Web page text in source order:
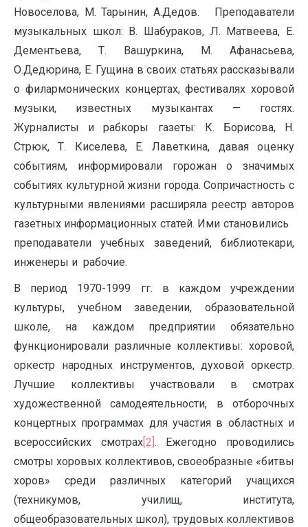
Новоселова, М. Тарынин, А.Дедов. Преподаватели
музыкальных школ: В. Шабураков, Л. Матвеева, Е.
Дементьева, Т. Вашуркина, М. Афанасьева,
О.Дедюрина, Е. Гущина в своих статьях рассказывали
о филармонических концертах, фестивалях хоровой
музыки, известных музыкантах — гостях.
Журналисты и рабкоры газеты: К. Борисова, Н.
Стрюк, Т. Киселева, Е. Лаветкина, давая оценку
событиям, информировали горожан о значимых
событиях культурной жизни города. Сопричастность с
культурными явлениями расширяла реестр авторов
газетных информационных статей. Ими становились
преподаватели учебных заведений, библиотекари,
инженеры и рабочие.
В период 1970-1999 гг. в каждом учреждении
культуры, учебном заведении, образовательной
школе, на каждом предприятии обязательно
функционировали различные коллективы: хоровой,
оркестр народных инструментов, духовой оркестр.
Лучшие коллективы участвовали в смотрах
художественной самодеятельности, в отборочных
концертных программах для участия в областных и
всероссийских смотрах[2] . Ежегодно проводились
смотры хоровых коллективов, своеобразные «битвы
хоров» среди различных категорий учащихся
(техникумов, училищ, института,
общеобразовательных школ), трудовых коллективов